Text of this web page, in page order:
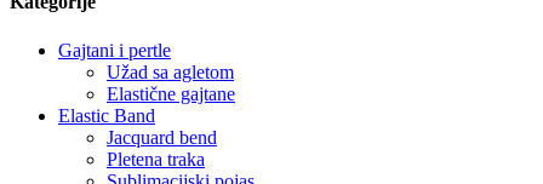
Gajtani i pertle
Užad sa agletom
Elastične gajtane
Elastic Band
Jacquard bend
Pletena traka